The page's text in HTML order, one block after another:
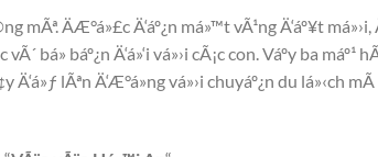
mÃª. ÄÆ°á»£c Ä‘áº¿n má»™t vÃ¹ng Ä‘áº¥t
báº¿n Ä‘á»‘i vá»›i cÃ¡c con. Váº­y ba máº¹
lÃªn Ä‘Æ°á»ng vá»›i chuyáº¿n du lá»‹ch mÃ